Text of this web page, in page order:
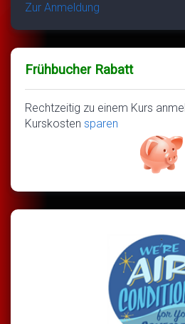
Zur Anmeldung
Frühbucher Rabatt
Rechtzeitig zu einem Kurs
Kurskosten sparen